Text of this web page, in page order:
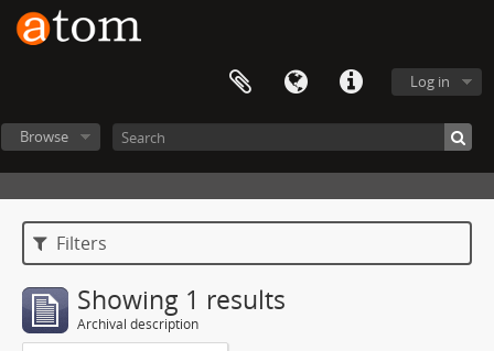
Log in
Browse
Filters
Showing 1 results
Archival description